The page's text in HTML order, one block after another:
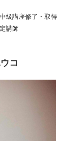
級講座修了・取得
講師
コ